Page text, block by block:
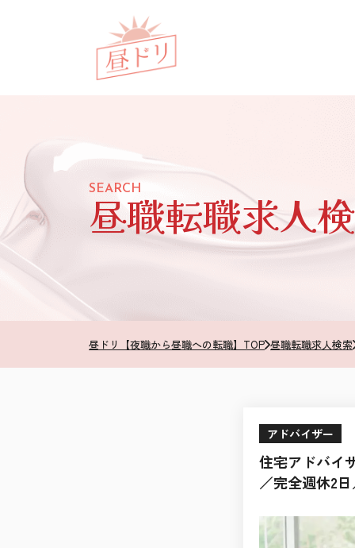
SEARCH
昼職転職求人
昼ドリ【夜職から昼職への転職】TOP 昼職転職求人検索
アドバイザー
住宅アドバイ
／完全週休2